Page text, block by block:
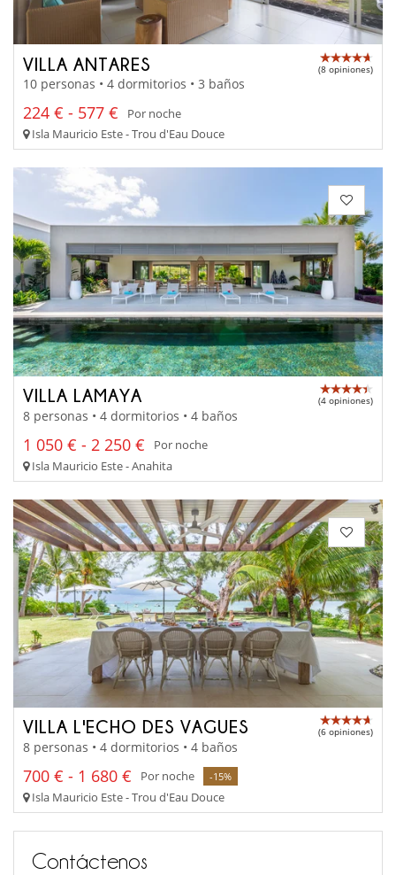
VILLA ANTARES (8 opiniones)
10 personas • 4 dormitorios • 3 baños
224 € - 577 €
Por noche
Isla Mauricio Este - Trou d'Eau Douce
VILLA LAMAYA (4 opiniones)
8 personas • 4 dormitorios • 4 baños
1 050 € - 2 250 €
Por noche
Isla Mauricio Este - Anahita
VILLA L'ECHO DES VAGUES (6 opiniones)
8 personas • 4 dormitorios • 4 baños
700 € - 1 680 € Por noche -15%
Isla Mauricio Este - Trou d'Eau Douce
Contáctenos